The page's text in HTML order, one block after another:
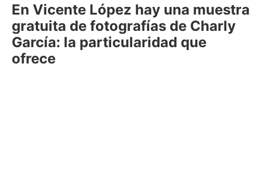
En Vicente López hay una muestra
gratuita de fotografías de Charly
García: la particularidad que
ofrece